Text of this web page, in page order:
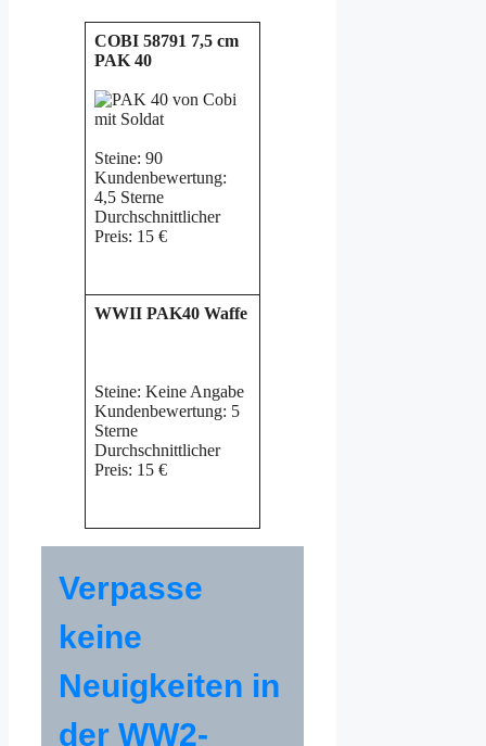
COBI 58791 7,5 cm
PAK 40
Steine: 90
Kundenbewertung:
4,5 Sterne
Durchschnittlicher
Preis: 15 €
WWII PAK40 Waffe
Steine: Keine Angabe
Kundenbewertung: 5
Sterne
Durchschnittlicher
Preis: 15 €
Verpasse
keine
Neuigkeiten in
der WW2-